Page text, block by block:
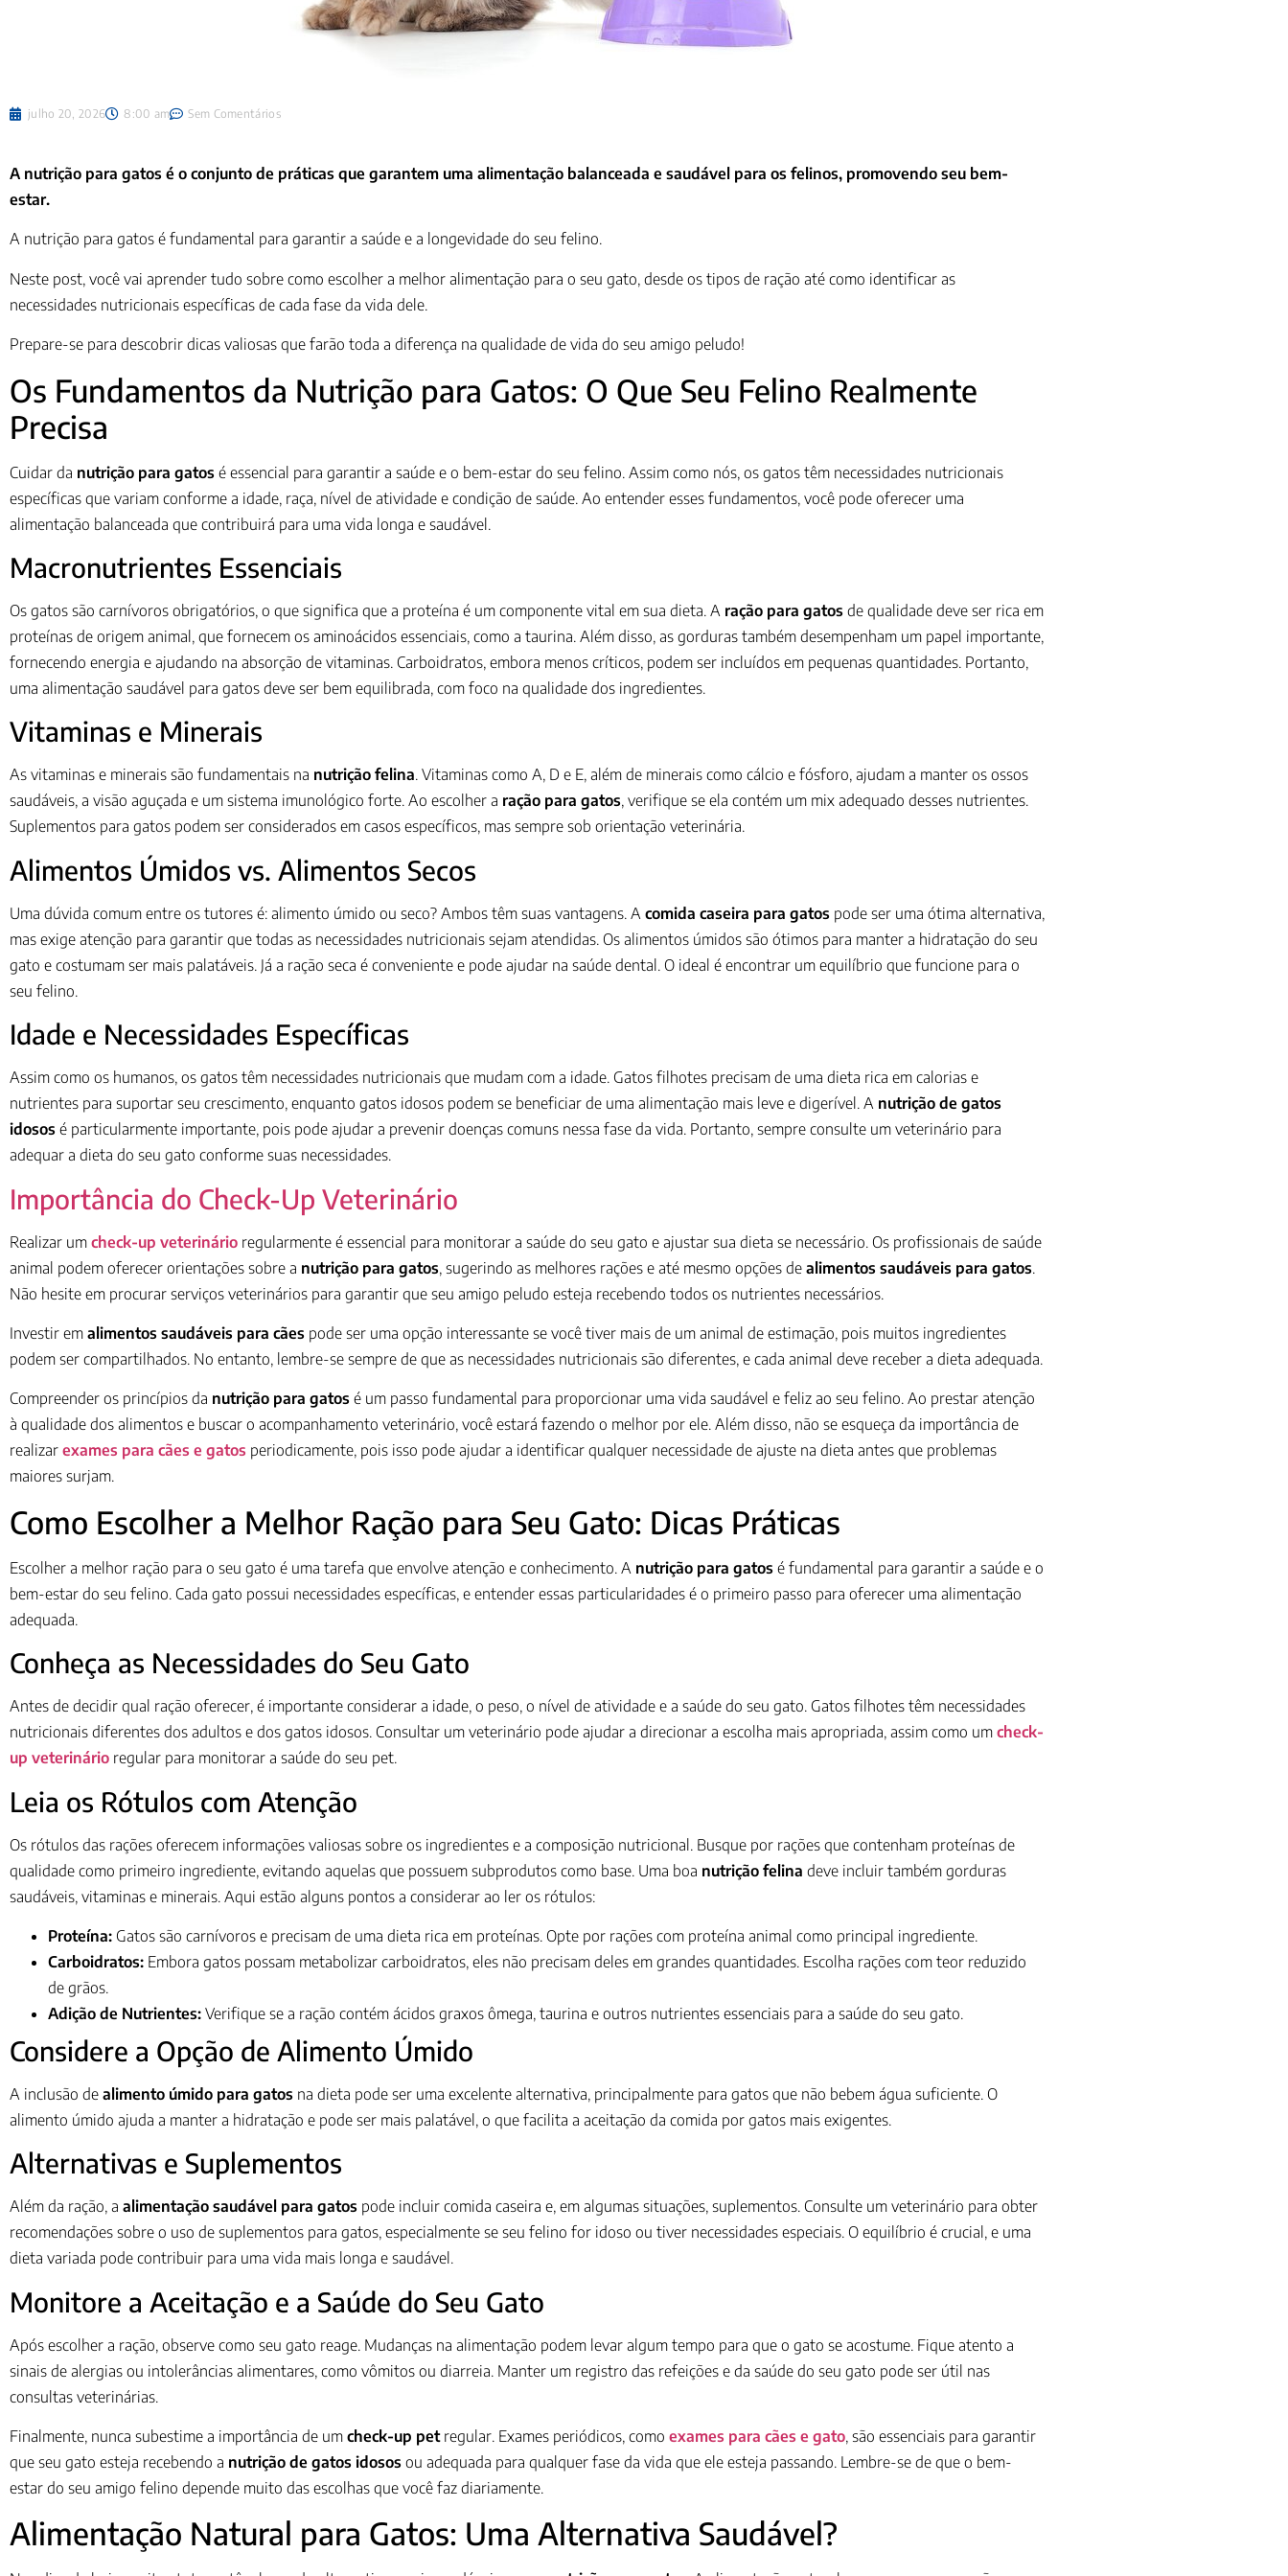
julho 20, 2026 8:00 am Sem Comentários
A nutrição para gatos é o conjunto de práticas que garantem uma alimentação balanceada e saudável para os felinos, promovendo seu bem-
estar.
A nutrição para gatos é fundamental para garantir a saúde e a longevidade do seu felino.
Neste post, você vai aprender tudo sobre como escolher a melhor alimentação para o seu gato, desde os tipos de ração até como identificar as
necessidades nutricionais específicas de cada fase da vida dele.
Prepare-se para descobrir dicas valiosas que farão toda a diferença na qualidade de vida do seu amigo peludo!
Os Fundamentos da Nutrição para Gatos: O Que Seu Felino Realmente
Precisa
Cuidar da nutrição para gatos é essencial para garantir a saúde e o bem-estar do seu felino. Assim como nós, os gatos têm necessidades nutricionais
específicas que variam conforme a idade, raça, nível de atividade e condição de saúde. Ao entender esses fundamentos, você pode oferecer uma
alimentação balanceada que contribuirá para uma vida longa e saudável.
Macronutrientes Essenciais
Os gatos são carnívoros obrigatórios, o que significa que a proteína é um componente vital em sua dieta. A ração para gatos de qualidade deve ser rica em
proteínas de origem animal, que fornecem os aminoácidos essenciais, como a taurina. Além disso, as gorduras também desempenham um papel importante,
fornecendo energia e ajudando na absorção de vitaminas. Carboidratos, embora menos críticos, podem ser incluídos em pequenas quantidades. Portanto,
uma alimentação saudável para gatos deve ser bem equilibrada, com foco na qualidade dos ingredientes.
Vitaminas e Minerais
As vitaminas e minerais são fundamentais na nutrição felina. Vitaminas como A, D e E, além de minerais como cálcio e fósforo, ajudam a manter os ossos
saudáveis, a visão aguçada e um sistema imunológico forte. Ao escolher a ração para gatos, verifique se ela contém um mix adequado desses nutrientes.
Suplementos para gatos podem ser considerados em casos específicos, mas sempre sob orientação veterinária.
Alimentos Úmidos vs. Alimentos Secos
Uma dúvida comum entre os tutores é: alimento úmido ou seco? Ambos têm suas vantagens. A comida caseira para gatos pode ser uma ótima alternativa,
mas exige atenção para garantir que todas as necessidades nutricionais sejam atendidas. Os alimentos úmidos são ótimos para manter a hidratação do seu
gato e costumam ser mais palatáveis. Já a ração seca é conveniente e pode ajudar na saúde dental. O ideal é encontrar um equilíbrio que funcione para o
seu felino.
Idade e Necessidades Específicas
Assim como os humanos, os gatos têm necessidades nutricionais que mudam com a idade. Gatos filhotes precisam de uma dieta rica em calorias e
nutrientes para suportar seu crescimento, enquanto gatos idosos podem se beneficiar de uma alimentação mais leve e digerível. A nutrição de gatos
idosos é particularmente importante, pois pode ajudar a prevenir doenças comuns nessa fase da vida. Portanto, sempre consulte um veterinário para
adequar a dieta do seu gato conforme suas necessidades.
Importância do Check-Up Veterinário
Realizar um check-up veterinário regularmente é essencial para monitorar a saúde do seu gato e ajustar sua dieta se necessário. Os profissionais de saúde
animal podem oferecer orientações sobre a nutrição para gatos, sugerindo as melhores rações e até mesmo opções de alimentos saudáveis para gatos.
Não hesite em procurar serviços veterinários para garantir que seu amigo peludo esteja recebendo todos os nutrientes necessários.
Investir em alimentos saudáveis para cães pode ser uma opção interessante se você tiver mais de um animal de estimação, pois muitos ingredientes
podem ser compartilhados. No entanto, lembre-se sempre de que as necessidades nutricionais são diferentes, e cada animal deve receber a dieta adequada.
Compreender os princípios da nutrição para gatos é um passo fundamental para proporcionar uma vida saudável e feliz ao seu felino. Ao prestar atenção
à qualidade dos alimentos e buscar o acompanhamento veterinário, você estará fazendo o melhor por ele. Além disso, não se esqueça da importância de
realizar exames para cães e gatos periodicamente, pois isso pode ajudar a identificar qualquer necessidade de ajuste na dieta antes que problemas
maiores surjam.
Como Escolher a Melhor Ração para Seu Gato: Dicas Práticas
Escolher a melhor ração para o seu gato é uma tarefa que envolve atenção e conhecimento. A nutrição para gatos é fundamental para garantir a saúde e o
bem-estar do seu felino. Cada gato possui necessidades específicas, e entender essas particularidades é o primeiro passo para oferecer uma alimentação
adequada.
Conheça as Necessidades do Seu Gato
Antes de decidir qual ração oferecer, é importante considerar a idade, o peso, o nível de atividade e a saúde do seu gato. Gatos filhotes têm necessidades
nutricionais diferentes dos adultos e dos gatos idosos. Consultar um veterinário pode ajudar a direcionar a escolha mais apropriada, assim como um check-
up veterinário regular para monitorar a saúde do seu pet.
Leia os Rótulos com Atenção
Os rótulos das rações oferecem informações valiosas sobre os ingredientes e a composição nutricional. Busque por rações que contenham proteínas de
qualidade como primeiro ingrediente, evitando aquelas que possuem subprodutos como base. Uma boa nutrição felina deve incluir também gorduras
saudáveis, vitaminas e minerais. Aqui estão alguns pontos a considerar ao ler os rótulos:
Proteína: Gatos são carnívoros e precisam de uma dieta rica em proteínas. Opte por rações com proteína animal como principal ingrediente.
Carboidratos: Embora gatos possam metabolizar carboidratos, eles não precisam deles em grandes quantidades. Escolha rações com teor reduzido
de grãos.
Adição de Nutrientes: Verifique se a ração contém ácidos graxos ômega, taurina e outros nutrientes essenciais para a saúde do seu gato.
Considere a Opção de Alimento Úmido
A inclusão de alimento úmido para gatos na dieta pode ser uma excelente alternativa, principalmente para gatos que não bebem água suficiente. O
alimento úmido ajuda a manter a hidratação e pode ser mais palatável, o que facilita a aceitação da comida por gatos mais exigentes.
Alternativas e Suplementos
Além da ração, a alimentação saudável para gatos pode incluir comida caseira e, em algumas situações, suplementos. Consulte um veterinário para obter
recomendações sobre o uso de suplementos para gatos, especialmente se seu felino for idoso ou tiver necessidades especiais. O equilíbrio é crucial, e uma
dieta variada pode contribuir para uma vida mais longa e saudável.
Monitore a Aceitação e a Saúde do Seu Gato
Após escolher a ração, observe como seu gato reage. Mudanças na alimentação podem levar algum tempo para que o gato se acostume. Fique atento a
sinais de alergias ou intolerâncias alimentares, como vômitos ou diarreia. Manter um registro das refeições e da saúde do seu gato pode ser útil nas
consultas veterinárias.
Finalmente, nunca subestime a importância de um check-up petregular. Exames periódicos, como exames para cães e gato, são essenciais para garantir
que seu gato esteja recebendo a nutrição de gatos idosos ou adequada para qualquer fase da vida que ele esteja passando. Lembre-se de que o bem-
estar do seu amigo felino depende muito das escolhas que você faz diariamente.
Alimentação Natural para Gatos: Uma Alternativa Saudável?